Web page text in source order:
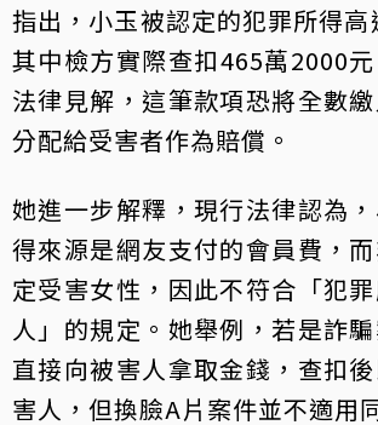
指出，小玉被認定的犯罪所得高
其中檢方實際查扣465萬2000
法律見解，這筆款項恐將全數
分配給受害者作為賠償。
她進一步解釋，現行法律認為
得來源是網友支付的會員費，
定受害女性，因此不符合「犯
人」的規定。她舉例，若是詐
直接向被害人拿取金錢，查扣
害人，但換臉A片案件並不適用